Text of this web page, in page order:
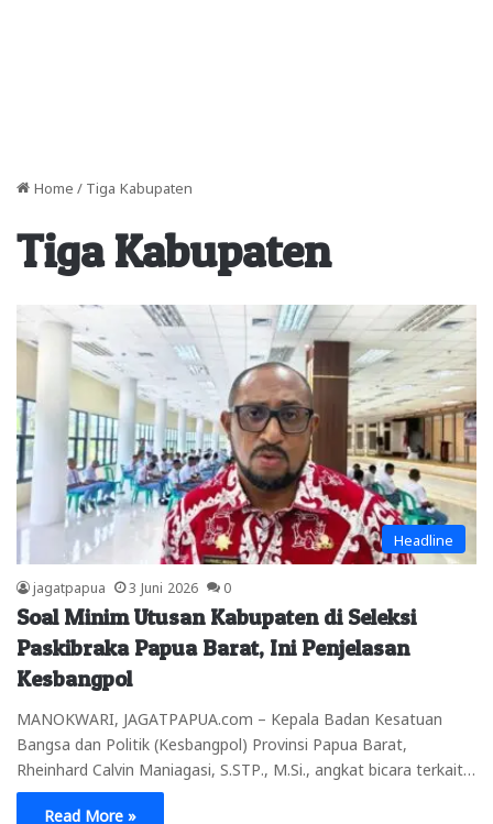
Home / Tiga Kabupaten
Tiga Kabupaten
Headline
jagatpapua 3 Juni 2026 0
Soal Minim Utusan Kabupaten di Seleksi
Paskibraka Papua Barat, Ini Penjelasan
Kesbangpol
MANOKWARI, JAGATPAPUA.com – Kepala Badan Kesatuan
Bangsa dan Politik (Kesbangpol) Provinsi Papua Barat,
Rheinhard Calvin Maniagasi, S.STP., M.Si., angkat bicara terkait…
Read More »